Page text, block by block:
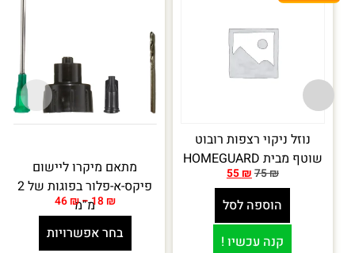
מתאם מיקרו ליישום
פיקס-א-פלור בפוגות של 2
מ”מ18 ₪
–
46 ₪
בחר אפשרויות
נוזל ניקוי רצפות רובוט
שוטף מבית HOMEGUARD
75₪
55₪
הוספה לסל
קנה עכשיו !